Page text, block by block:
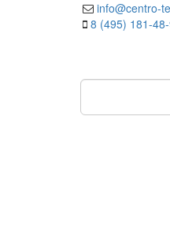
info@centro-
8 (495) 181-